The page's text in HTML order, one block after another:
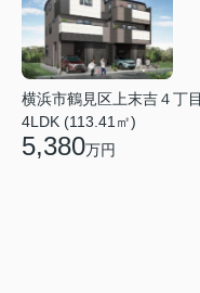
横浜市鶴見区上末吉４丁目
4LDK (113.41㎡)
5,380万円